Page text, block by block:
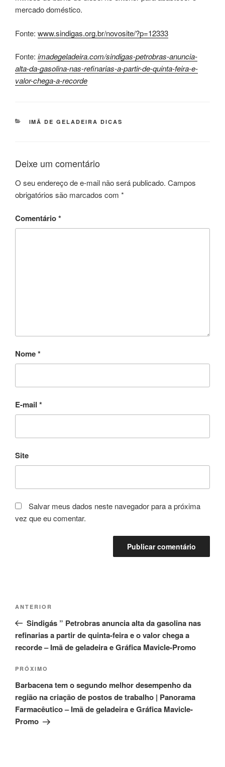
mercado doméstico.
Fonte: www.sindigas.org.br/novosite/?p=12333
Fonte: imadegeladeira.com/sindigas-petrobras-anuncia-
alta-da-gasolina-nas-refinarias-a-partir-de-quinta-feira-e-
valor-chega-a-recorde
CATEGORIAS
IMÃ DE GELADEIRA DICAS
Deixe um comentário
O seu endereço de e-mail não será publicado. Campos
obrigatórios são marcados com *
Comentário*
Nome*
E-mail *
Site
Salvar meus dados neste navegador para a próxima
vez que eu comentar.
Post
Post
anterior
ANTERIOR
Sindigás ” Petrobras anuncia alta da gasolina nas
refinarias a partir de quinta-feira e o valor chega a
recorde – Imã de geladeira e Gráfica Mavicle-Promo
Próximo
post
PRÓXIMO
Barbacena tem o segundo melhor desempenho da
região na criação de postos de trabalho | Panorama
Farmacêutico – Imã de geladeira e Gráfica Mavicle-
Promo